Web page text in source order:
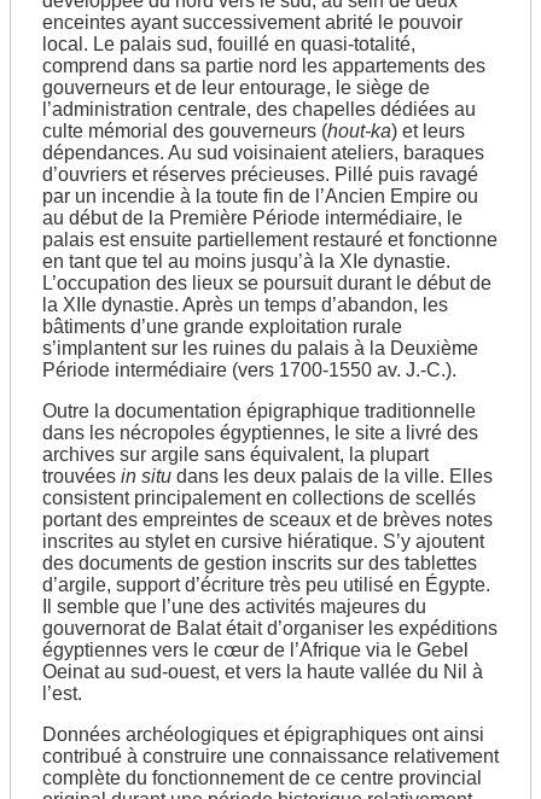
enceintes ayant successivement abrité le pouvoir
local. Le palais sud, fouillé en quasi-totalité,
comprend dans sa partie nord les appartements des
gouverneurs et de leur entourage, le siège de
l’administration centrale, des chapelles dédiées au
culte mémorial des gouverneurs (hout-ka) et leurs
dépendances. Au sud voisinaient ateliers, baraques
d’ouvriers et réserves précieuses. Pillé puis ravagé
par un incendie à la toute fin de l’Ancien Empire ou
au début de la Première Période intermédiaire, le
palais est ensuite partiellement restauré et fonctionne
en tant que tel au moins jusqu’à la XIe dynastie.
L’occupation des lieux se poursuit durant le début de
la XIIe dynastie. Après un temps d’abandon, les
bâtiments d’une grande exploitation rurale
s’implantent sur les ruines du palais à la Deuxième
Période intermédiaire (vers 1700-1550 av. J.-C.).
Outre la documentation épigraphique traditionnelle
dans les nécropoles égyptiennes, le site a livré des
archives sur argile sans équivalent, la plupart
trouvées in situdans les deux palais de la ville. Elles
consistent principalement en collections de scellés
portant des empreintes de sceaux et de brèves notes
inscrites au stylet en cursive hiératique. S’y ajoutent
des documents de gestion inscrits sur des tablettes
d’argile, support d’écriture très peu utilisé en Égypte.
Il semble que l’une des activités majeures du
gouvernorat de Balat était d’organiser les expéditions
égyptiennes vers le cœur de l’Afrique via le Gebel
Oeinat au sud-ouest, et vers la haute vallée du Nil à
l’est.
Données archéologiques et épigraphiques ont ainsi
contribué à construire une connaissance relativement
complète du fonctionnement de ce centre provincial